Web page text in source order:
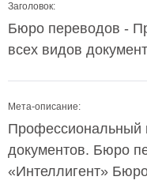
Заголовок:
Бюро переводов -
всех видов
Мета-описание:
Профессиональный
документов. Бюро
«Интеллигент»